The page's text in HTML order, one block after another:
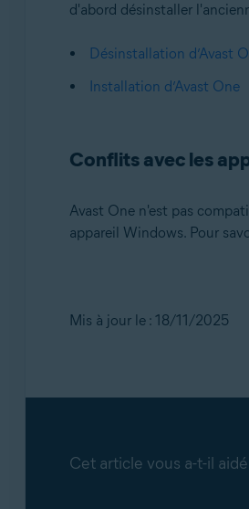
d'abord désinstaller
Désinstallation d’Avast
Installation d’Avast One
Conflits avec les
Avast One n'est pas
appareil Windows. Pour
Mis à jour le : 18/11/2025
Cet article vous a-t-il